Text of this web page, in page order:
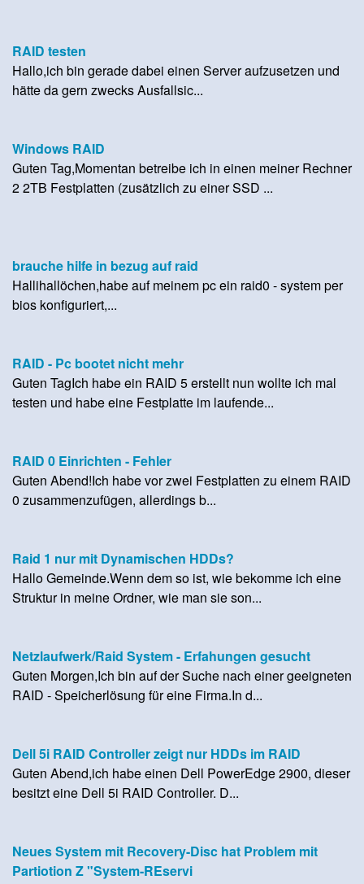
RAID testen
Hallo,ich bin gerade dabei einen Server aufzusetzen und
hätte da gern zwecks Ausfallsic...
Windows RAID
Guten Tag,Momentan betreibe ich in einen meiner Rechner
2 2TB Festplatten (zusätzlich zu einer SSD ...
brauche hilfe in bezug auf raid
Hallihallöchen,habe auf meinem pc ein raid0 - system per
bios konfiguriert,...
RAID - Pc bootet nicht mehr
Guten TagIch habe ein RAID 5 erstellt nun wollte ich mal
testen und habe eine Festplatte im laufende...
RAID 0 Einrichten - Fehler
Guten Abend!Ich habe vor zwei Festplatten zu einem RAID
0 zusammenzufügen, allerdings b...
Raid 1 nur mit Dynamischen HDDs?
Hallo Gemeinde.Wenn dem so ist, wie bekomme ich eine
Struktur in meine Ordner, wie man sie son...
Netzlaufwerk/Raid System - Erfahungen gesucht
Guten Morgen,Ich bin auf der Suche nach einer geeigneten
RAID - Speicherlösung für eine Firma.In d...
Dell 5i RAID Controller zeigt nur HDDs im RAID
Guten Abend,ich habe einen Dell PowerEdge 2900, dieser
besitzt eine Dell 5i RAID Controller. D...
Neues System mit Recovery-Disc hat Problem mit
Partiotion Z "System-REservi